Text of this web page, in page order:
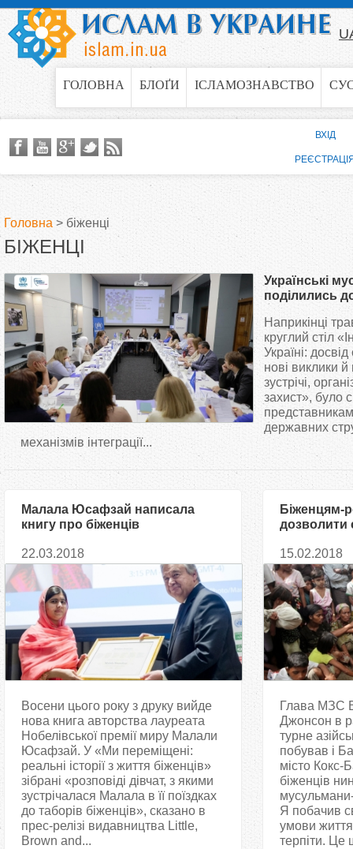
Jump to navigation
ГОЛОВНА БЛОҐИ ІСЛАМОЗНАВСТВО
В
и
є
т
Головна > біженці
БІЖЕНЦІ
Українські
поділились
іноземців
Наприкінці
круглий стіл
Україні:
нові виклики
зустрічі,
захист», було
державних
механізмів інтеграції...
Малала Юсафзай написала
книгу про біженців
22.03.2018
Восени цього року з друку вийде
нова книга авторства лауреата
Нобелівської премії миру Малали
Юсафзай. У «Ми переміщені:
реальні історії з життя біженців»
зібрані «розповіді дівчат, з якими
зустрічалася Малала в її поїздках
до таборів біженців», сказано в
прес-релізі видавництва Little,
Brown and...
Біженцям-
дозволити
Борис
15.02.2018
Глава МЗС
Джонсон в
турне
побував і
місто Кокс-
біженців
Я побачив
умови
терпіти. Це
ВХІД